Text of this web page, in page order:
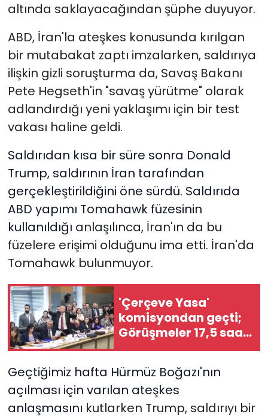
altında saklayacağından şüphe duyuyor.
ABD, İran'la ateşkes konusunda kırılgan
bir mutabakat zaptı imzalarken, saldırıya
ilişkin gizli soruşturma da, Savaş Bakanı
Pete Hegseth'in "savaş yürütme" olarak
adlandırdığı yeni yaklaşımı için bir test
vakası haline geldi.
Saldırıdan kısa bir süre sonra Donald
Trump, saldırının İran tarafından
gerçekleştirildiğini öne sürdü. Saldırıda
ABD yapımı Tomahawk füzesinin
kullanıldığı anlaşılınca, İran'ın da bu
füzelere erişimi olduğunu ima etti. İran'da
Tomahawk bulunmuyor.
'Çerçeve Yasa'
komisyondan geçti;
Görüşmeler 17,5 saat
sürdü
Geçtiğimiz hafta Hürmüz Boğazı'nın
açılması için varılan ateşkes
anlaşmasını kutlarken Trump, saldırıyı bir